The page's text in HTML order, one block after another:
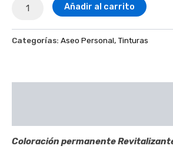
Añadir al carrito
Categorías: Aseo Personal, Tinturas
Coloración permanente